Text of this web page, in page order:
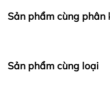
Sản phẩm cùng phân
Sản phẩm cùng loại